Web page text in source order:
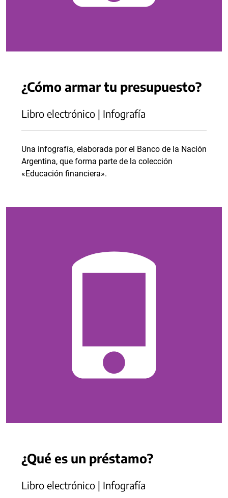
¿Cómo armar tu presupuesto?
Libro electrónico | Infografía
Una infografía, elaborada por el Banco de la Nación
Argentina, que forma parte de la colección
«Educación financiera».
¿Qué es un préstamo?
Libro electrónico | Infografía